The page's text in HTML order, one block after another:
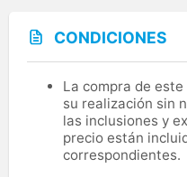
CONDICIONES
La compra de
su realización sin
las inclusiones y
precio están
correspondientes.